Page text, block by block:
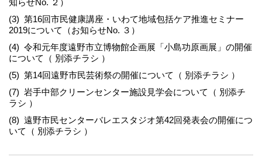
知らせNo. ２）
(3) 第16回市民健康講座・いわて地域包括ケア推進セミナー
2019について（お知らせNo. ３）
(4) 令和元年度遠野市立博物館企画展「小島功原画展」の開催
について（ 別添チラシ ）
(5) 第14回遠野市民芸術祭の開催について（ 別添チラシ ）
(7) 岩手中部クリーンセンター施設見学会について（ 別添チ
ラシ ）
(8) 遠野市民センターバレエスタジオ第42回発表会の開催につ
いて（ 別添チラシ ）